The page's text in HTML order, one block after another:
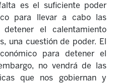
es el suficiente poder
para llevar a cabo las
el calentamiento
una cuestión de poder. El
para detener el
no vendrá de las
que nos gobiernan y